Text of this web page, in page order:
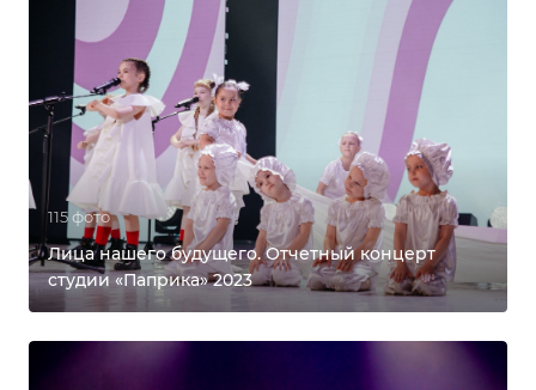
115 фото
Лица нашего будущего. Отчетный концерт
студии «Паприка» 2023